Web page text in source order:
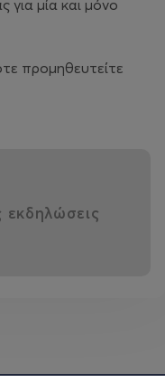
για μία και μόνο
προμηθευτείτε
εκδηλώσεις